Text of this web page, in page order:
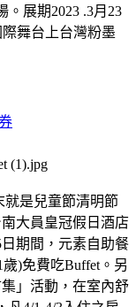
展期2023 .3月23
舞台上台灣粉墨
就是兒童節清明節
大員皇冠假日酒店
期間，元素自助餐
)免費吃Buffet。另
」活動，在室內舒